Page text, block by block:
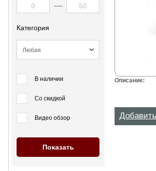
Категория
В наличии
Со скидкой
Видео обзор
Описание: